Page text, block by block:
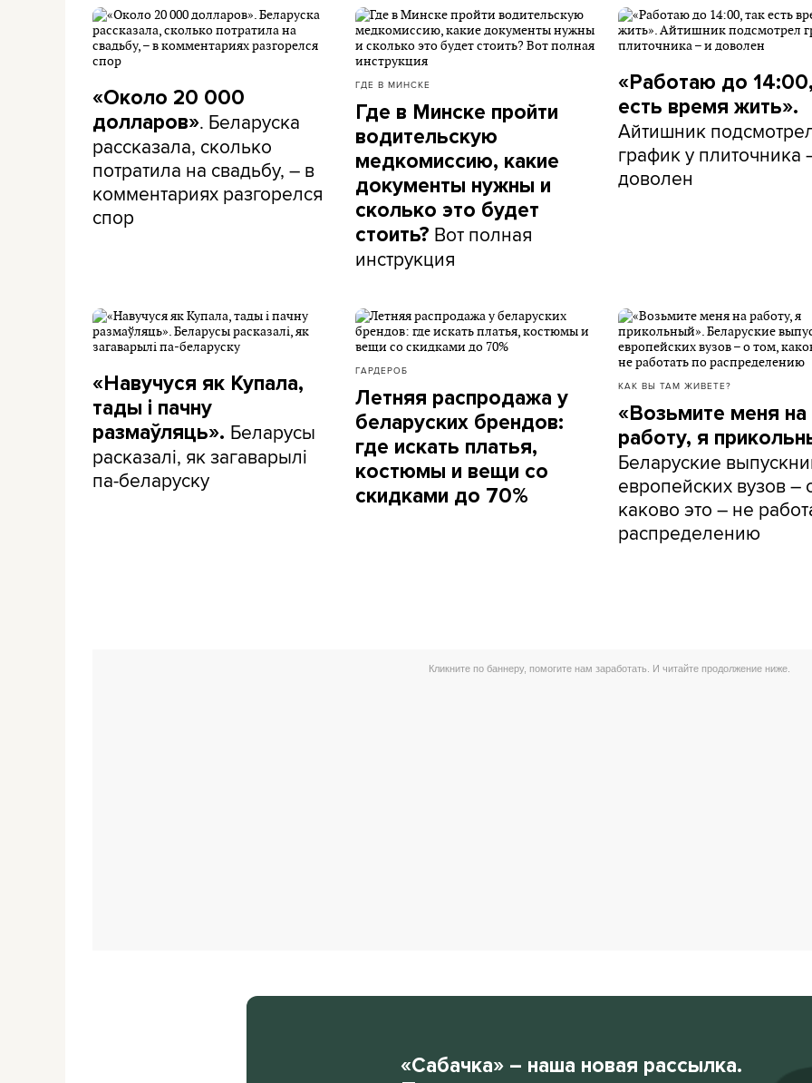
«Около 20 000
долларов». Беларуска
рассказала, сколько
потратила на свадьбу, – в
комментариях разгорелся
спор
ГДЕ В МИНСКЕ
Где в Минске пройти
водительскую
медкомиссию, какие
документы нужны и
сколько это будет
стоить? Вот полная
инструкция
«Работаю до
есть время жить».
Айтишник
график у плиточника
доволен
«Навучуся як Купала,
тады і пачну
размаўляць». Беларусы
расказалі, як загаварылі
па-беларуску
ГАРДЕРОБ
Летняя распродажа у
беларуских брендов:
где искать платья,
костюмы и вещи со
скидками до 70%
КАК ВЫ ТАМ ЖИВЕТЕ?
«Возьмите меня на
работу, я
Беларуские
европейских вузов –
каково это – не
распределению
«Сабачка» – наша новая рассылка.